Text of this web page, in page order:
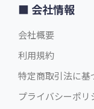
会社情報
会社概要
利用規約
特定商取引法に基
プライバシーポリ